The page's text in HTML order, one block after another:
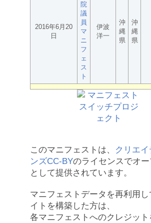
2016年6月20
日
院
議
員
マ
ニ
フ
ェ
ス
ト
伊波
洋一
沖
縄
県
沖
縄
県
このマニフェストは、
クリエ
ンズCC-BYのライセンスでオー
として提供されています。
マニフェストデータを再利用
イトを構築した方は、
各マニフェストへのクレジット